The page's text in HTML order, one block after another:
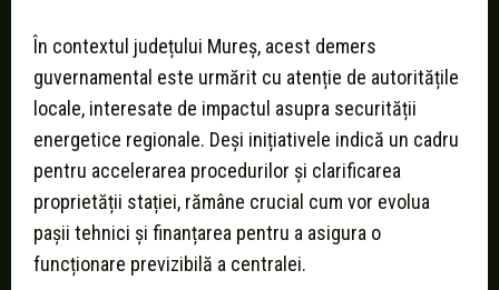
În contextul județului Mureș, acest demers
guvernamental este urmărit cu atenție de autoritățile
locale, interesate de impactul asupra securității
energetice regionale. Deși inițiativele indică un cadru
pentru accelerarea procedurilor și clarificarea
proprietății stației, rămâne crucial cum vor evolua
pașii tehnici și finanțarea pentru a asigura o
funcționare previzibilă a centralei.